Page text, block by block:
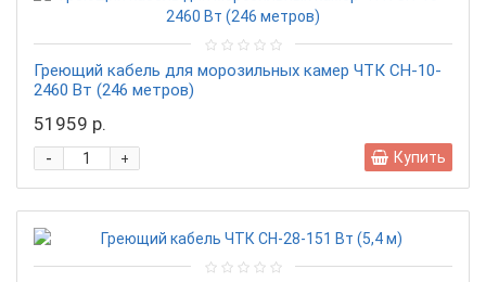
Греющий кабель для морозильных камер ЧТК СН-10-
2460 Вт (246 метров)
51959 р.
+
- Купить